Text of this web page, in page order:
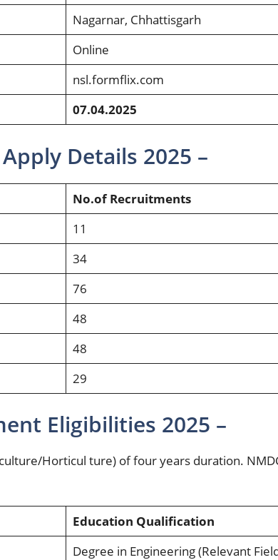
Nagarnar, Chhattisgarh
Online
nsl.formflix.com
07.04.2025
Details 2025 –
No.of Recruitments
11
34
76
48
48
29
Eligibilities 2025 –
Horticul ture) of four years duration.
Education Qualification
Degree in Engineering (Relevant